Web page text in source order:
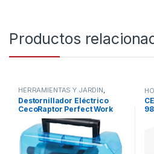
Productos
HERRAMIENTAS Y JARDÍN
TODOS
Destornillador Eléctrico
CecoRaptor Perfect Work
360 Advance.